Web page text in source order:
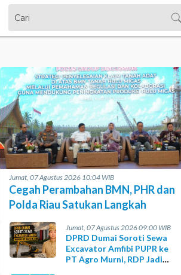
Jumat, 07 Agustus 2026 10:04 WIB
Cegah Perambahan BMN, PHR dan
Polda Riau Satukan Langkah
Jumat, 07 Agustus 2026 09:00 WIB
DPRD Dumai Soroti Sewa
Excavator Amfibi PUPR ke
PT Agro Murni, RDP Jadi